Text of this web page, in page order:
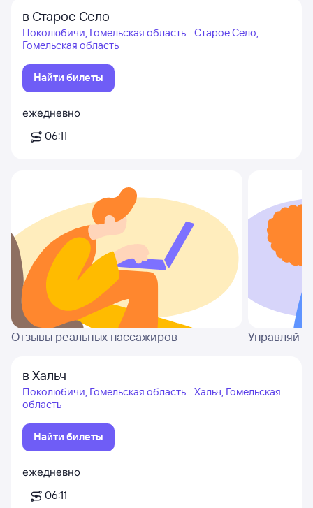
в Старое Село
Поколюбичи, Гомельская область - Старое Село,
Гомельская область
Найти билеты
ежедневно
06:11
Отзывы реальных пассажиров
в Хальч
Поколюбичи, Гомельская область - Хальч, Гомельская
область
Найти билеты
ежедневно
06:11